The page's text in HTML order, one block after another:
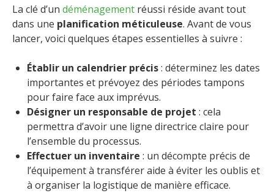
La clé d’un déménagement réussi réside avant tout
dans une planification méticuleuse. Avant de vous
lancer, voici quelques étapes essentielles à suivre :
Établir un calendrier précis: déterminez les dates
importantes et prévoyez des périodes tampons
pour faire face aux imprévus.
Désigner un responsable de projet : cela
permettra d’avoir une ligne directrice claire pour
l’ensemble du processus.
Effectuer un inventaire : un décompte précis de
l’équipement à transférer aide à éviter les oublis et
à organiser la logistique de manière efficace.